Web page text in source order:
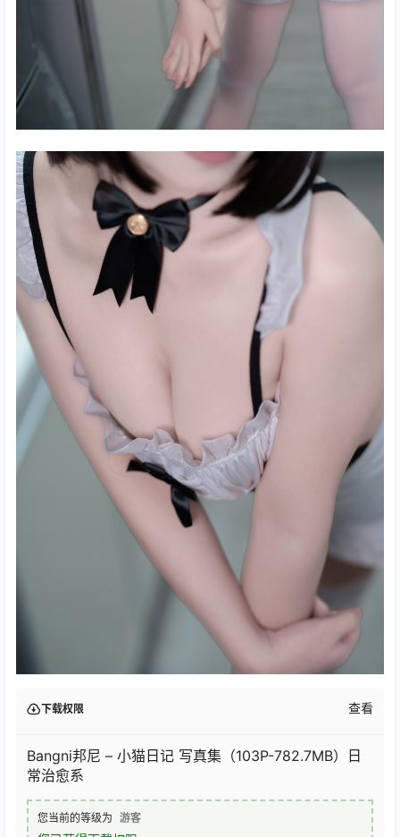
下载权限 查看
Bangni邦尼 – 小猫日记 写真集（103P-782.7MB）日
常治愈系
您当前的等级为 游客